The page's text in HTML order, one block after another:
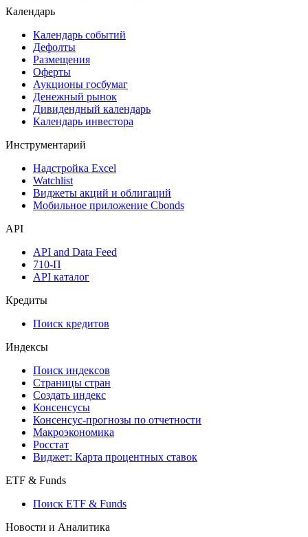
Календарь
Календарь событий
Дефолты
Размещения
Оферты
Аукционы госбумаг
Денежный рынок
Дивидендный календарь
Календарь инвестора
Инструментарий
Надстройка Excel
Watchlist
Виджеты акций и облигаций
Мобильное приложение Cbonds
API
API and Data Feed
710-П
API каталог
Кредиты
Поиск кредитов
Индексы
Поиск индексов
Страницы стран
Создать индекс
Консенсусы
Консенсус-прогнозы по отчетности
Макроэкономика
Росстат
Виджет: Карта процентных ставок
ETF & Funds
Поиск ETF & Funds
Новости и Аналитика